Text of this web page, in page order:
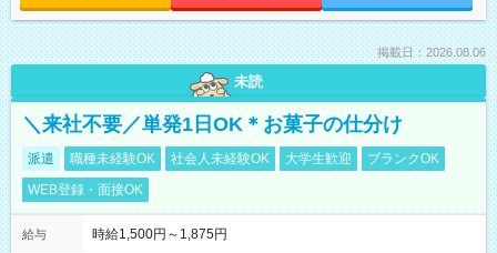
掲載日：2026.08.06
未読
＼来社不要／単発1日OK＊お菓子の仕分け
派遣 職種未経験OK 社会人未経験OK 大学生歓迎
ブランクOK
WEB登録・面接OK
給与 時給1,500円～1,875円